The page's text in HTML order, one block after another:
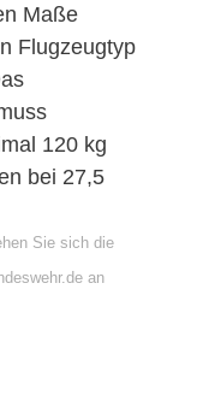
Maße
Flugzeugtyp
120 kg
bei 27,5
Sie sich die
an